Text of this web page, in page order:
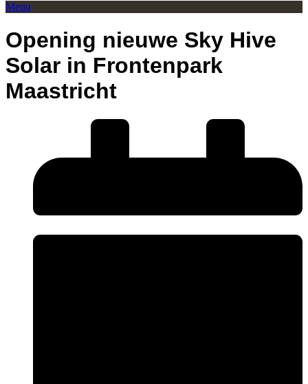
Menu
Opening nieuwe Sky Hive
Solar in Frontenpark
Maastricht